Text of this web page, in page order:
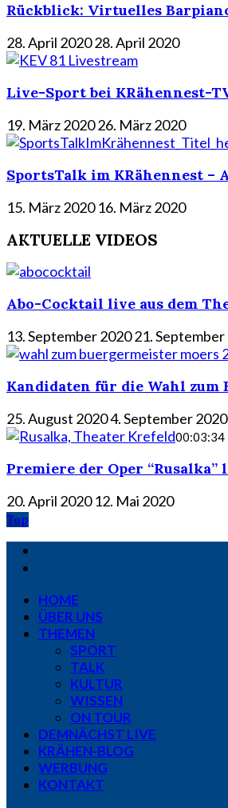
Rückblick: Virtuelles
28. April 202028. April 2020
Live-Sport bei KRähennest-
19. März 202026. März 2020
SportsTalk im KRähennest –
15. März 2020 16. März 2020
AKTUELLE VIDEOS
Abo-Cocktail live aus dem
13. September 202021.
Kandidaten für die Wahl
25. August 20204. September 2020
00:03:34
Premiere der Oper “Rusalka”
20. April 2020 12. Mai 2020
Top
HOME
ÜBER UNS
THEMEN
SPORT
TALK
KULTUR
WISSEN
ON TOUR
DEMNÄCHST LIVE
KRÄHEN-BLOG
WERBUNG
KONTAKT